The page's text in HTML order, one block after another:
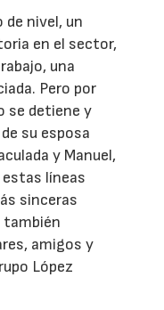
de nivel, un
en el sector,
una
Pero por
se detiene y
su esposa
y Manuel,
estas líneas
sinceras
también
amigos y
López